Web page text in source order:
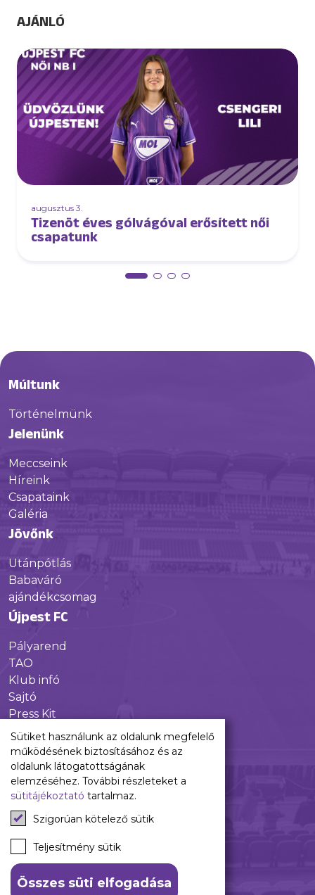
AJÁNLÓ
augusztus 3.
Tizenöt éves gólvágóval erősített női
csapatunk
Múltunk
Történelmünk
Jelenünk
Meccseink
Híreink
Csapataink
Galéria
Jövőnk
Utánpótlás
Babaváró
ajándékcsomag
Újpest FC
Pályarend
TAO
Klub infó
Sajtó
Press Kit
Újpest FC Shop
Digitális felületeink
Facebook
Instagram
Tiktok
Spotify
Sütiket használunk az oldalunk megfelelő
működésének biztosításához és az
oldalunk látogatottságának
elemzéséhez. További részleteket a
sütitájékoztató tartalmaz.
Szigorúan kötelező sütik
Teljesítmény sütik
Összes süti elfogadása